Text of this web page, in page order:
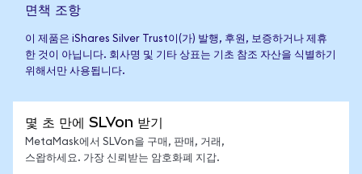
면책 조항
이 제품은 iShares Silver Trust이(가) 발행, 후원, 보증하거나 제휴
한 것이 아닙니다. 회사명 및 기타 상표는 기초 참조 자산을 식별하기
위해서만 사용됩니다.
몇 초 만에 SLVon 받기
MetaMask에서 SLVon을 구매, 판매, 거래,
스왑하세요. 가장 신뢰받는 암호화폐 지갑.